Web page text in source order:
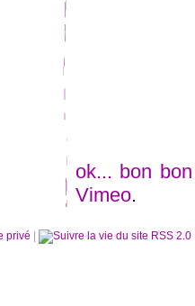
ok... bon
Vimeo.
privé RSS 2.0